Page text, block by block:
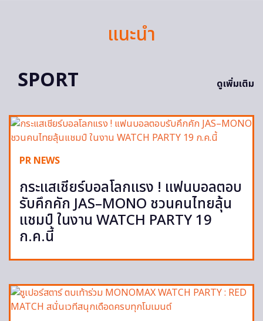
แนะนำ
SPORT
ดูเพิ่มเติม
PR NEWS
กระแสเชียร์บอลโลกแรง ! แฟนบอลตอบ
รับคึกคัก JAS–MONO ชวนคนไทยลุ้น
แชมป์ ในงาน WATCH PARTY 19
ก.ค.นี้